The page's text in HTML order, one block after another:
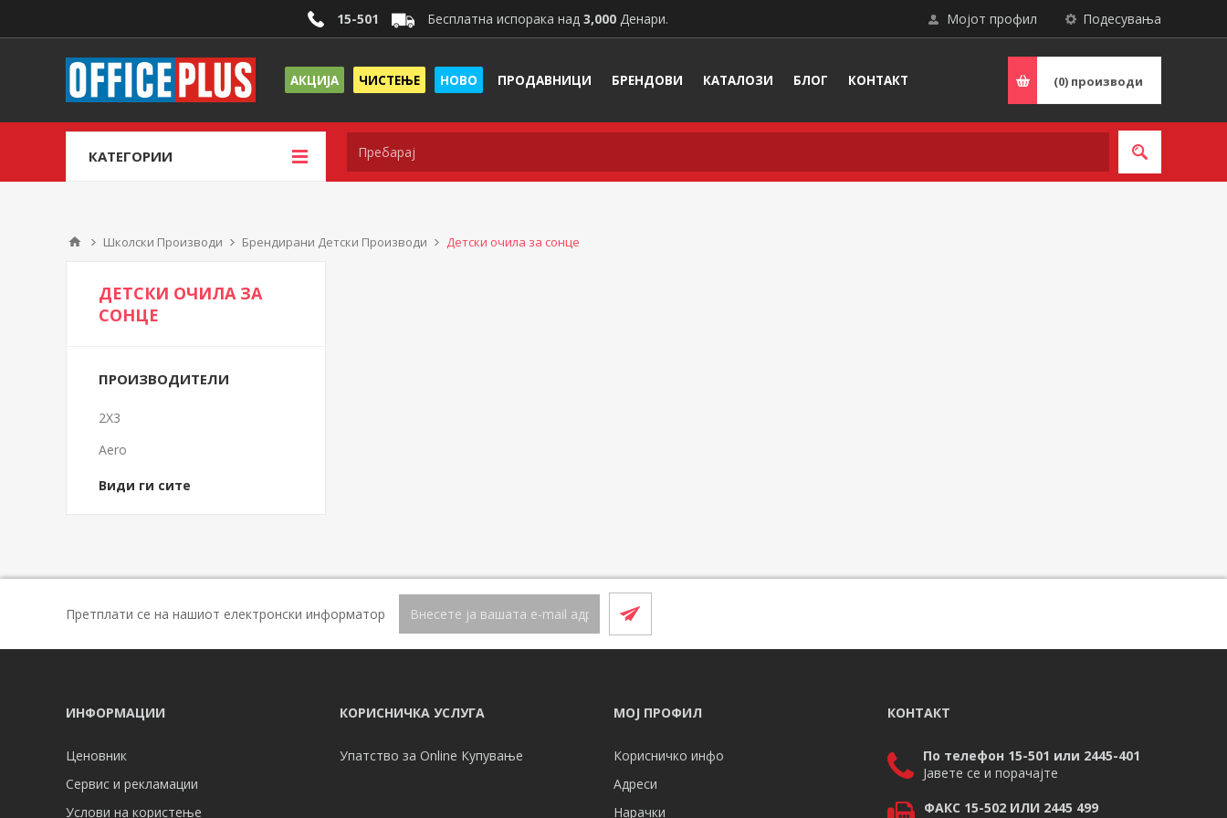
Подесувања
Мојот профил
15-501 Бесплатна испорака над 3,000 Денари.
АКЦИЈА ЧИСТЕЊЕ НОВО ПРОДАВНИЦИ БРЕНДОВИ КАТАЛОЗИ БЛОГ КОНТАКТ (0) производи
КАТЕГОРИИ
Школски Производи Брендирани Детски Производи Детски очила за сонце
ДЕТСКИ ОЧИЛА ЗА
СОНЦЕ
ПРОИЗВОДИТЕЛИ
2X3
Aero
Види ги сите
Претплати се на нашиот електронски информатор
ИНФОРМАЦИИ
Ценовник
Сервис и рекламации
Услови на користење
КОРИСНИЧКА УСЛУГА
Упатство за Online Купување
МОЈ ПРОФИЛ
Корисничко инфо
Адреси
Нарачки
КОНТАКТ
По телефон 15-501 или 2445-401
Јавете се и порачајте
ФАКС 15-502 ИЛИ 2445 499